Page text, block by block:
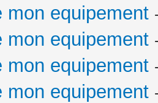
mon equipement
mon equipement
mon equipement
mon equipement